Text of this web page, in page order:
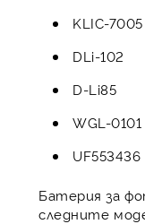
KLIC-7005
DLi-102
D-Li85
WGL-0101
UF553436
Батерия за
следните